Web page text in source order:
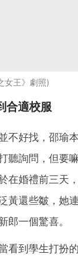
女王》劇照
合適校服
不好找，邵瑜
聽詢問，但要
在婚禮前三天
黃還些皺，她
郎一個驚喜。
看到學生打扮